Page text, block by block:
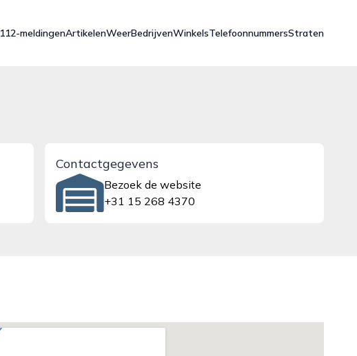
112-meldingenArtikelenWeerBedrijvenWinkelsTelefoonnummersStraten
Contactgegevens
Bezoek de website
+31 15 268 4370